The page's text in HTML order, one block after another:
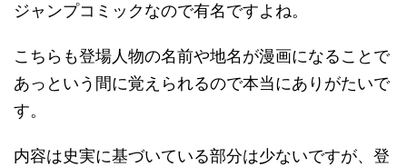
ジャンプコミックなので有名ですよね。
こちらも登場人物の名前や地名が漫画になることで
あっという間に覚えられるので本当にありがたいで
す。
内容は史実に基づいている部分は少ないですが、登